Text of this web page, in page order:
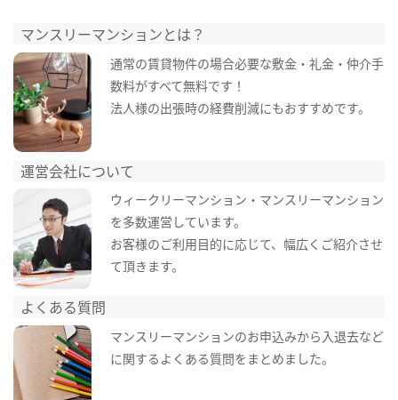
マンスリーマンションとは？
通常の賃貸物件の場合必要な敷金・礼金・仲介手
数料がすべて無料です！
法人様の出張時の経費削減にもおすすめです。
運営会社について
ウィークリーマンション・マンスリーマンション
を多数運営しています。
お客様のご利用目的に応じて、幅広くご紹介させ
て頂きます。
よくある質問
マンスリーマンションのお申込みから入退去など
に関するよくある質問をまとめました。